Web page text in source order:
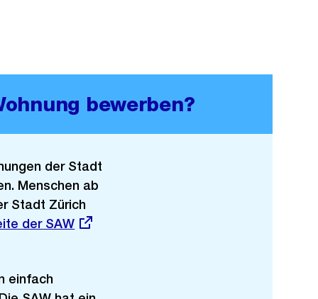
bewerben?
der Stadt
Menschen ab
Stadt Zürich
der SAW
einfach